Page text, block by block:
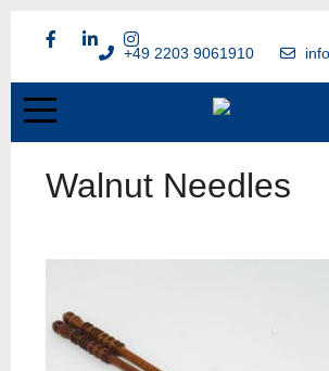
+49 2203 9061910
Walnut Needles